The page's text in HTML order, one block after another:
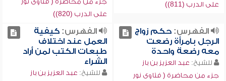
على الدرب (811))
على الدرب (820))
الفهرس:حكم زواج
الرجل بامرأة رضعت
معه رضعة واحدة
للشيخ: عبد العزيز بن باز
جزء من محاضرة ( فتاوى نور
الفهرس:كيفية
العمل عند اختلاف
طبعات الكتب لمن أراد
الشراء
للشيخ: عبد العزيز بن باز